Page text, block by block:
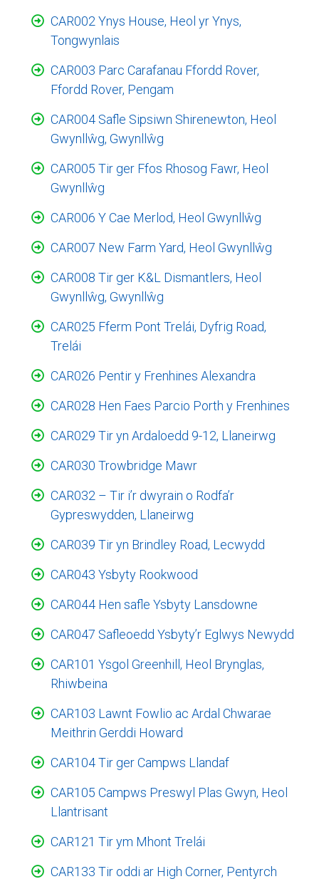
CAR002 Ynys House, Heol yr Ynys,
Tongwynlais
CAR003 Parc Carafanau Ffordd Rover,
Ffordd Rover, Pengam
CAR004 Safle Sipsiwn Shirenewton, Heol
Gwynllŵg, Gwynllŵg
CAR005 Tir ger Ffos Rhosog Fawr, Heol
Gwynllŵg
CAR006 Y Cae Merlod, Heol Gwynllŵg
CAR007 New Farm Yard, Heol Gwynllŵg
CAR008 Tir ger K&L Dismantlers, Heol
Gwynllŵg, Gwynllŵg
CAR025 Fferm Pont Trelái, Dyfrig Road,
Trelái
CAR026 Pentir y Frenhines Alexandra
CAR028 Hen Faes Parcio Porth y Frenhines
CAR029 Tir yn Ardaloedd 9-12, Llaneirwg
CAR030 Trowbridge Mawr
CAR032 – Tir i’r dwyrain o Rodfa’r
Gypreswydden, Llaneirwg
CAR039 Tir yn Brindley Road, Lecwydd
CAR043 Ysbyty Rookwood
CAR044 Hen safle Ysbyty Lansdowne
CAR047 Safleoedd Ysbyty’r Eglwys Newydd
CAR101 Ysgol Greenhill, Heol Brynglas,
Rhiwbeina
CAR103 Lawnt Fowlio ac Ardal Chwarae
Meithrin Gerddi Howard
CAR104 Tir ger Campws Llandaf
CAR105 Campws Preswyl Plas Gwyn, Heol
Llantrisant
CAR121 Tir ym Mhont Trelái
CAR133 Tir oddi ar High Corner, Pentyrch